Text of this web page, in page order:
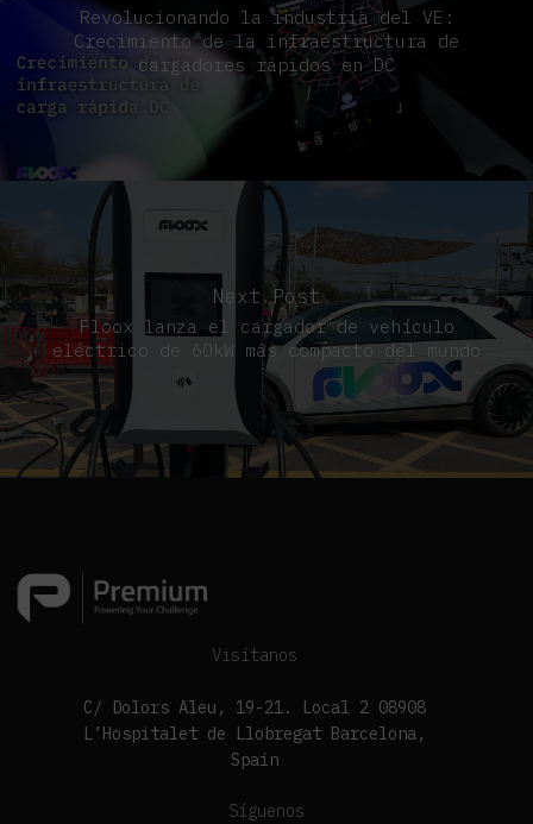
Revolucionando la industria del VE:
Crecimiento de la infraestructura de
cargadores rápidos en DC
Next Post
Floox lanza el cargador de vehículo
eléctrico de 60kW más compacto del mundo
Visítanos
C/ Dolors Aleu, 19-21. Local 2 08908
L’Hospitalet de Llobregat Barcelona,
Spain
Síguenos